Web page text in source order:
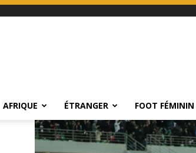
AFRIQUE ÉTRANGER FOOT FÉMININ